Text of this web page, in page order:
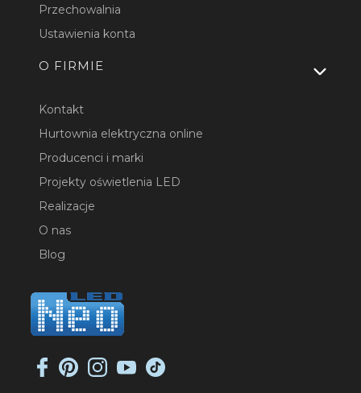
Przechowalnia
Ustawienia konta
O FIRMIE
Kontakt
Hurtownia elektryczna online
Producenci i marki
Projekty oświetlenia LED
Realizacje
O nas
Blog